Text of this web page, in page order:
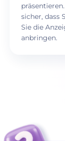
sicher, dass
Sie die
anbringen.